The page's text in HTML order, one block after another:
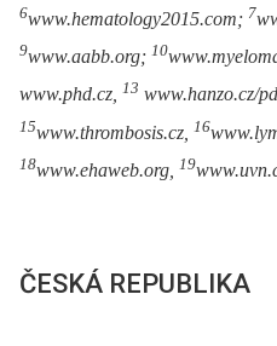
6www.hematology2015.com; 7
9www.aabb.org; 10
www.phd.cz, 13 www.hanzo.cz/
15www.thrombosis.cz, 16
18www.ehaweb.org, 19
ČESKÁ REPUBLIKA